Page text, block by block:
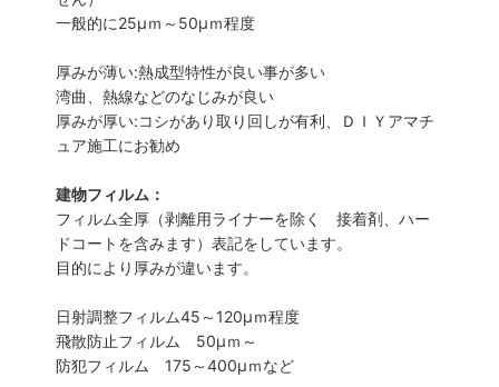
一般的に25µｍ～50µｍ程度
厚みが薄い:熱成型特性が良い事が多い
湾曲、熱線などのなじみが良い
厚みが厚い:コシがあり取り回しが有利、ＤＩＹアマチ
ュア施工にお勧め
建物フィルム：
フィルム全厚（剥離用ライナーを除く 接着剤、ハー
ドコートを含みます）表記をしています。
目的により厚みが違います。
日射調整フィルム45～120µｍ程度
飛散防止フィルム 50µｍ～
防犯フィルム 175～400µｍなど